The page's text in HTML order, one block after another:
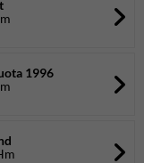
1996